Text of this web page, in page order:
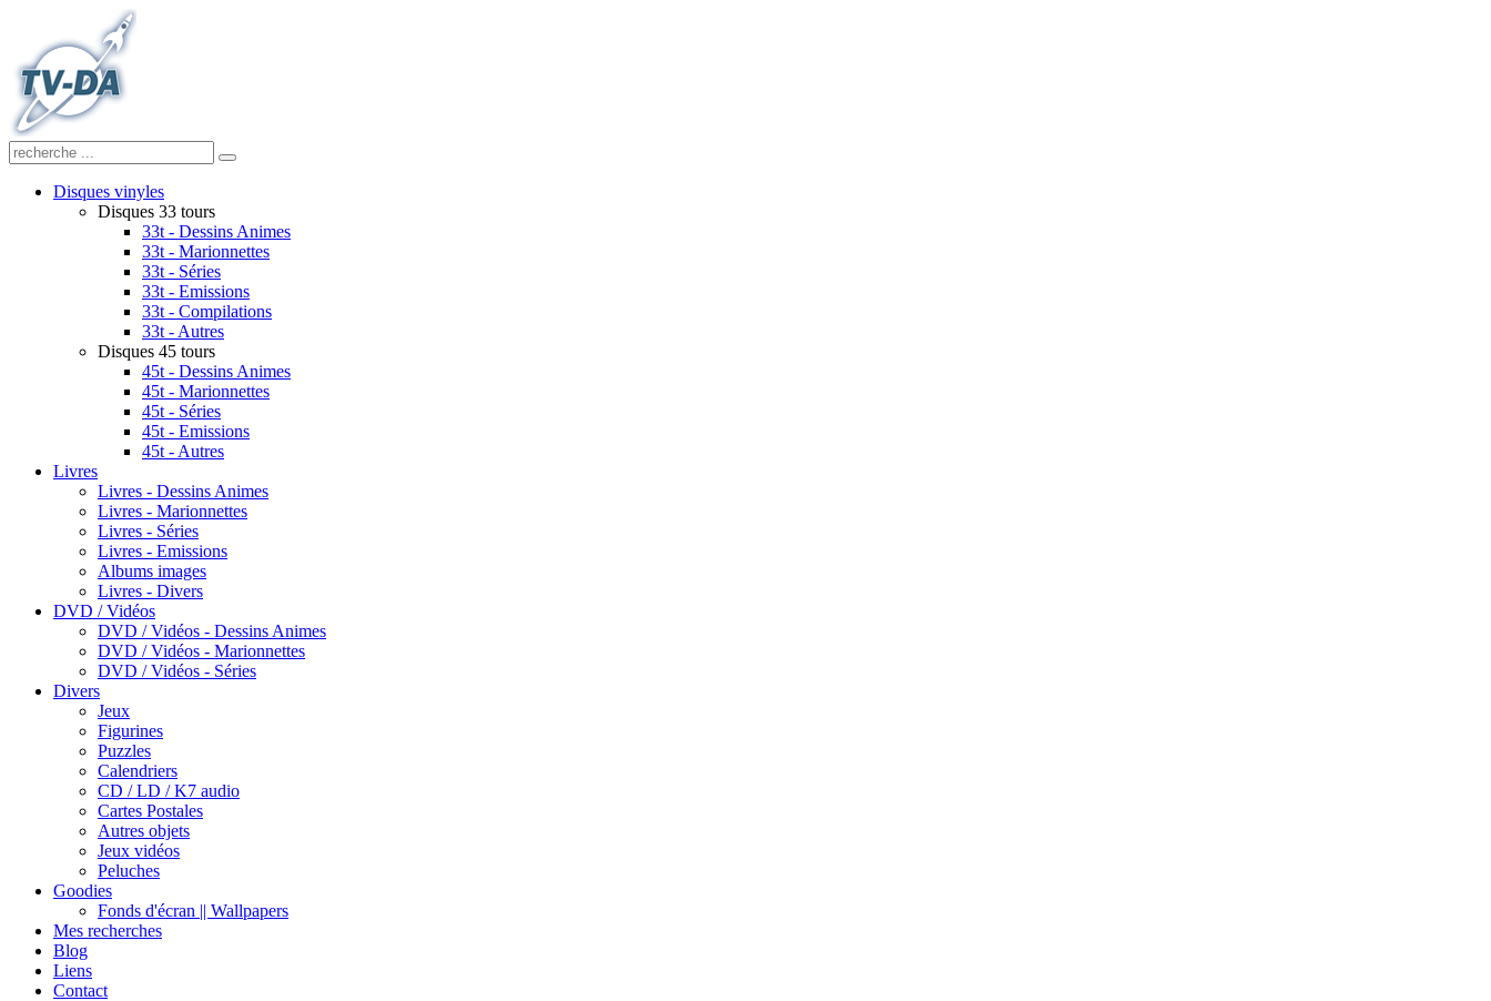
Disques vinyles
Disques 33 tours
33t - Dessins Animes
33t - Marionnettes
33t - Séries
33t - Emissions
33t - Compilations
33t - Autres
Disques 45 tours
45t - Dessins Animes
45t - Marionnettes
45t - Séries
45t - Emissions
45t - Autres
Livres
Livres - Dessins Animes
Livres - Marionnettes
Livres - Séries
Livres - Emissions
Albums images
Livres - Divers
DVD / Vidéos
DVD / Vidéos - Dessins Animes
DVD / Vidéos - Marionnettes
DVD / Vidéos - Séries
Divers
Jeux
Figurines
Puzzles
Calendriers
CD / LD / K7 audio
Cartes Postales
Autres objets
Jeux vidéos
Peluches
Goodies
Fonds d'écran || Wallpapers
Mes recherches
Blog
Liens
Contact